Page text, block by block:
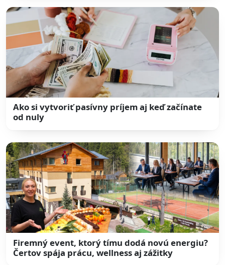
Ako si vytvoriť pasívny príjem aj keď začínate
od nuly
Firemný event, ktorý tímu dodá novú energiu?
Čertov spája prácu, wellness aj zážitky